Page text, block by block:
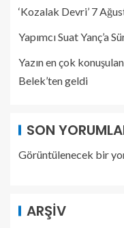
‘Kozalak Devri’ 7
Yapımcı Suat Yanç’a
Yazın en çok
Belek’ten geldi
SON
Görüntülenecek bir
ARŞIV